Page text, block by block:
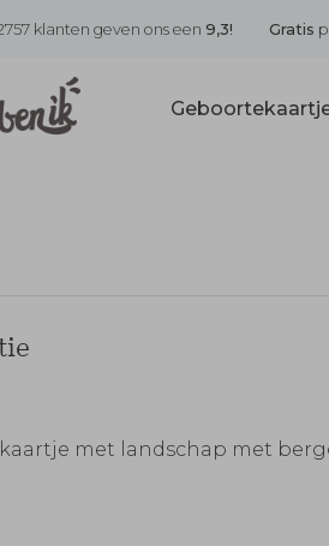
klanten geven ons een 9,3! Gratis
met landschap met